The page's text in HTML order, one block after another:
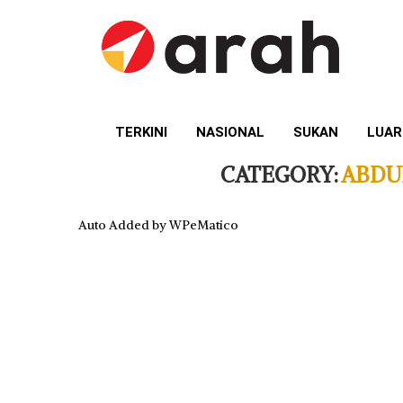
TERKINI NASIONAL SUKAN
CATEGORY:
Auto Added by WPeMatico